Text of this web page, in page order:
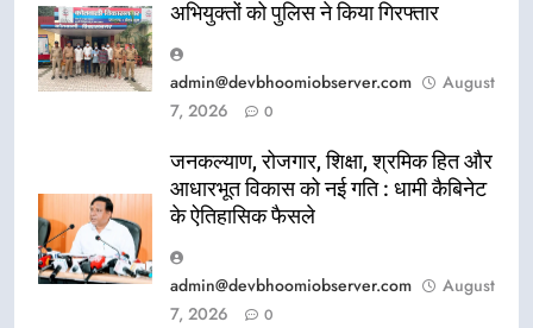
अभियुक्तों को पुलिस ने किया गिरफ्तार
admin@devbhoomiobserver.com
August
7, 2026
0
जनकल्याण, रोजगार, शिक्षा, श्रमिक हित और
आधारभूत विकास को नई गति : धामी कैबिनेट
के ऐतिहासिक फैसले
admin@devbhoomiobserver.com
August
7, 2026
0